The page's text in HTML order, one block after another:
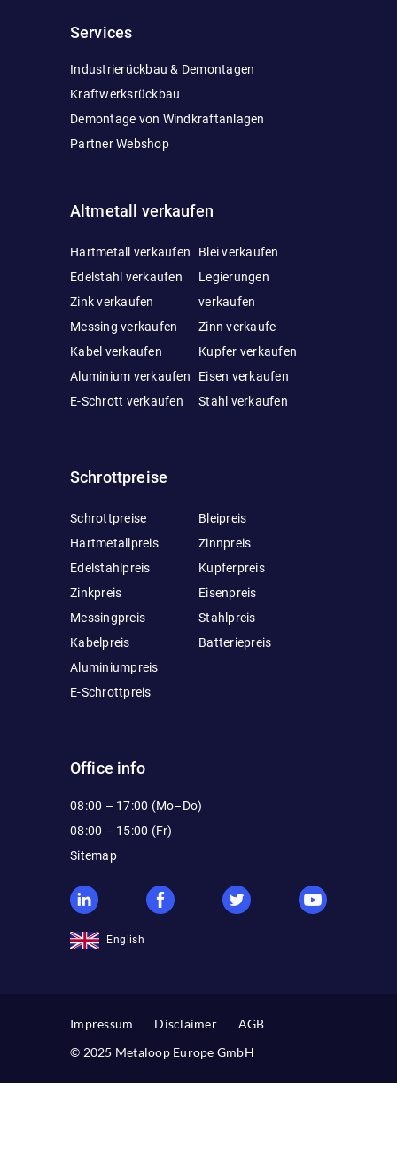
Services
Industrierückbau & Demontagen
Kraftwerksrückbau
Demontage von Windkraftanlagen
Partner Webshop
Altmetall verkaufen
Hartmetall verkaufen
Edelstahl verkaufen
Zink verkaufen
Messing verkaufen
Kabel verkaufen
Aluminium verkaufen
E-Schrott verkaufen
Blei verkaufen
Legierungen
verkaufen
Zinn verkaufe
Kupfer verkaufen
Eisen verkaufen
Stahl verkaufen
Schrottpreise
Schrottpreise
Hartmetallpreis
Edelstahlpreis
Zinkpreis
Messingpreis
Kabelpreis
Aluminiumpreis
E-Schrottpreis
Bleipreis
Zinnpreis
Kupferpreis
Eisenpreis
Stahlpreis
Batteriepreis
Office info
08:00 – 17:00 (Mo–Do)
08:00 – 15:00 (Fr)
Sitemap
English
© 2025 Metaloop Europe GmbH
Impressum Disclaimer AGB